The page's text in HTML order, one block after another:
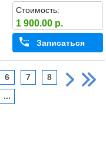
Стоимость:
1 900.00 р.
Записаться
6 7 8
...